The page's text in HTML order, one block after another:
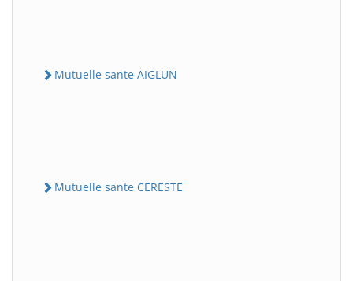
Mutuelle sante AIGLUN
Mutuelle sante CERESTE